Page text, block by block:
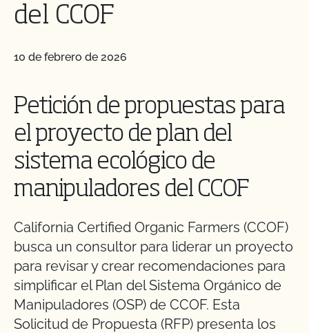
del CCOF
10 de febrero de 2026
Petición de propuestas para
el proyecto de plan del
sistema ecológico de
manipuladores del CCOF
California Certified Organic Farmers (CCOF)
busca un consultor para liderar un proyecto
para revisar y crear recomendaciones para
simplificar el Plan del Sistema Orgánico de
Manipuladores (OSP) de CCOF. Esta
Solicitud de Propuesta (RFP) presenta los